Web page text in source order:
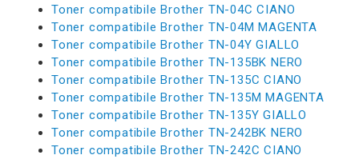
Toner compatibile Brother TN-04C CIANO
Toner compatibile Brother TN-04M MAGENTA
Toner compatibile Brother TN-04Y GIALLO
Toner compatibile Brother TN-135BK NERO
Toner compatibile Brother TN-135C CIANO
Toner compatibile Brother TN-135M MAGENTA
Toner compatibile Brother TN-135Y GIALLO
Toner compatibile Brother TN-242BK NERO
Toner compatibile Brother TN-242C CIANO